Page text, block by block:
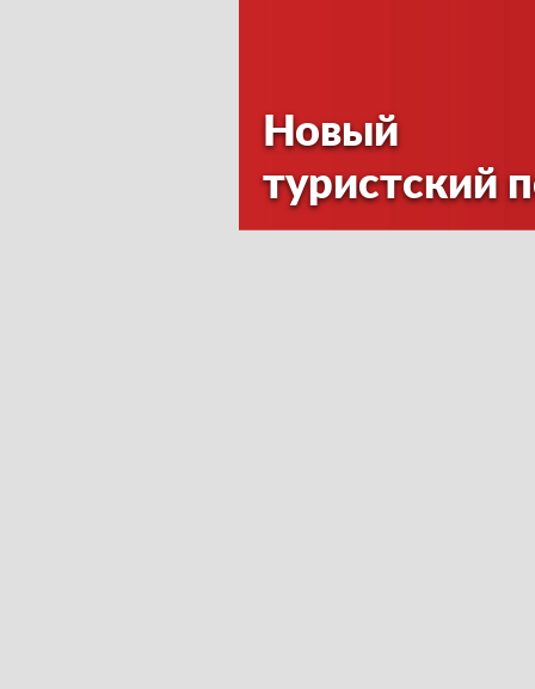
Новый
туристский